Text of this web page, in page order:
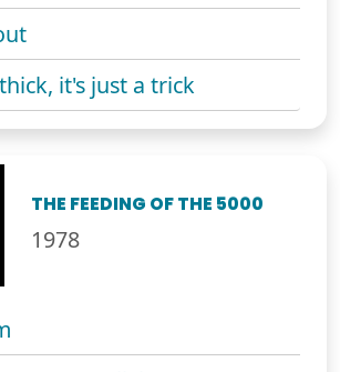
it's just a trick
THE FEEDING OF THE 5000
1978